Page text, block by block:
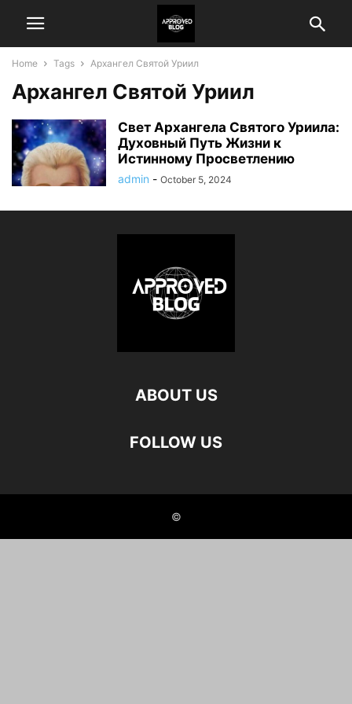
Home Tags Архангел Святой Уриил
Архангел Святой Уриил
Свет Архангела Святого Уриила:
Духовный Путь Жизни к
Истинному Просветлению
admin - October 5, 2024
ABOUT US
FOLLOW US
©